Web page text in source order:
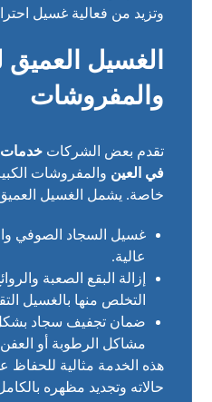
وتزيد من فعالية غسيل
الغسيل العميق
والمفروشات
تقدم بعض الشركاتخدمات
في العين والمفروشات
خاصة. يشمل الغسيل
غسيل السجاد الصوفي
عالية.
إزالة البقع الصعبة
التخلص منها بالغسيل
ضمان تجفيف سجاد
مشاكل الرطوبة أو
هذه الخدمة مثالية
حالاته وتجديد مظهره